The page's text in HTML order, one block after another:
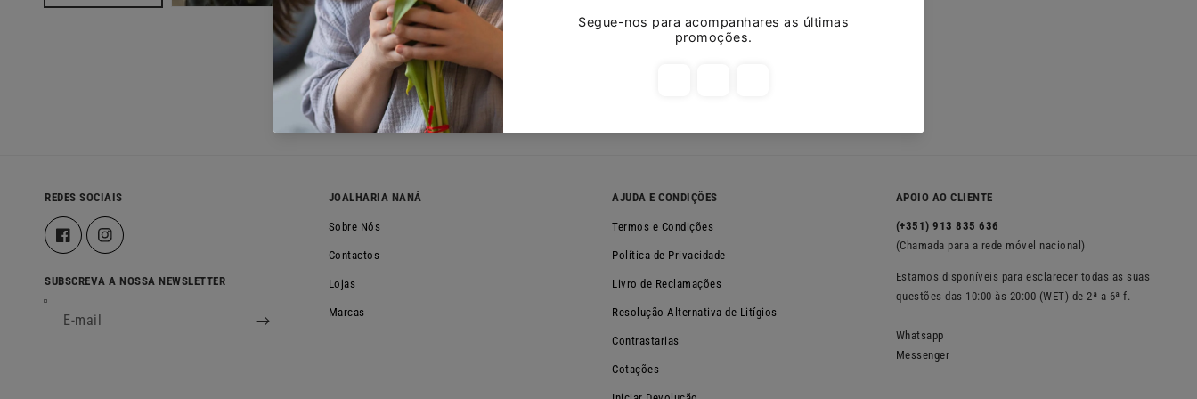
Deixar um avaliação
Escrever uma avaliação
REDES SOCIAIS
FacebookInstagram
SUBSCREVA A NOSSA NEWSLETTER
E-mail
JOALHARIA NANÁ
Sobre Nós
Contactos
Lojas
Marcas
AJUDA E CONDIÇÕES
Termos e Condições
Política de Privacidade
Livro de Reclamações
Resolução Alternativa de Litígios
Contrastarias
Cotações
APOIO AO CLIENTE
(+351) 913 835 636
(Chamada para a rede móvel nacional)
Estamos disponíveis para esclarecer todas as suas
questões das 10:00 às 20:00 (WET) de 2ª a 6ª f.
Whatsapp
Messenger